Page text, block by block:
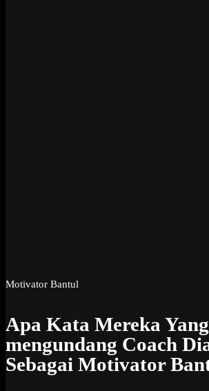
Motivator Bantul
Apa Kata Mereka Yang
mengundang Coach
Sebagai Motivator